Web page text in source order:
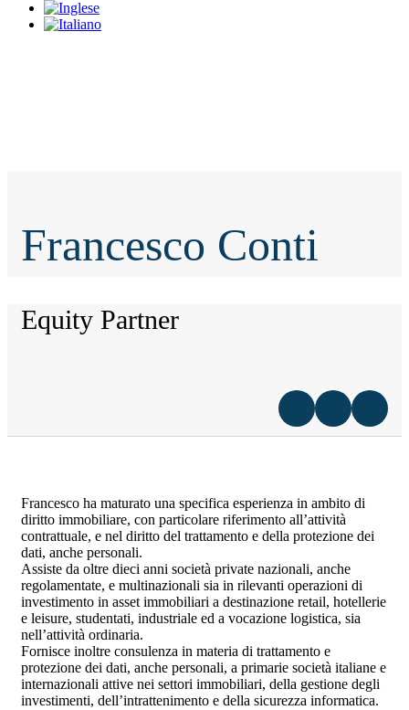
Francesco Conti
Equity Partner
Francesco ha maturato una specifica esperienza in ambito di
diritto immobiliare, con particolare riferimento all’attività
contrattuale, e nel diritto del trattamento e della protezione dei
dati, anche personali.
Assiste da oltre dieci anni società private nazionali, anche
regolamentate, e multinazionali sia in rilevanti operazioni di
investimento in asset immobiliari a destinazione retail, hotellerie
e leisure, studentati, industriale ed a vocazione logistica, sia
nell’attività ordinaria.
Fornisce inoltre consulenza in materia di trattamento e
protezione dei dati, anche personali, a primarie società italiane e
internazionali attive nei settori immobiliari, della gestione degli
investimenti, dell’intrattenimento e della sicurezza informatica.